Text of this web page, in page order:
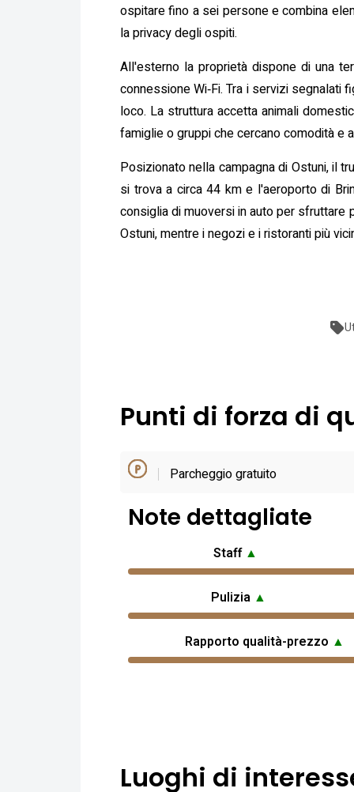
ospitare fino a sei persone e combina
la privacy degli ospiti.
All'esterno la proprietà dispone di una
connessione Wi‑Fi. Tra i servizi segnalati
loco. La struttura accetta animali
famiglie o gruppi che cercano comodità e
Posizionato nella campagna di Ostuni, il
si trova a circa 44 km e l'aeroporto di
consiglia di muoversi in auto per sfruttare
Ostuni, mentre i negozi e i ristoranti più
Punti di forza di
Parcheggio gratuito
Note dettagliate
Staff ▲
Pulizia ▲
Rapporto qualità-prezzo ▲
Luoghi di